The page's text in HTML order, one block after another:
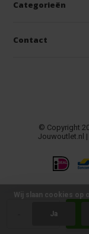
+
Categorieën
Contact
© Copyright
Jouwoutlet.nl
Wij slaan cookies op
Ja